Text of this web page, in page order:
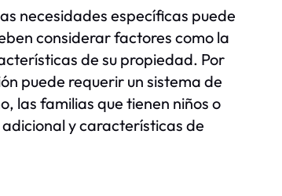
necesidades específicas puede
considerar factores como la
de su propiedad. Por
puede requerir un sistema de
las familias que tienen niños o
y características de